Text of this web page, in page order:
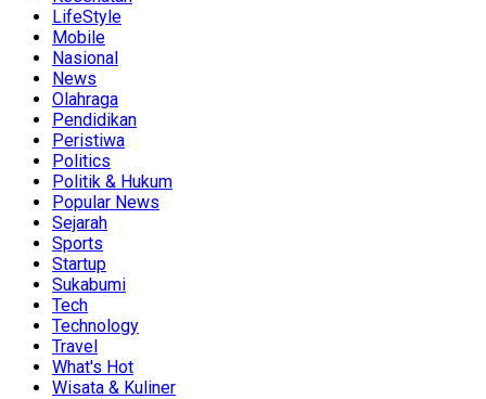
LifeStyle
Mobile
Nasional
News
Olahraga
Pendidikan
Peristiwa
Politics
Politik & Hukum
Popular News
Sejarah
Sports
Startup
Sukabumi
Tech
Technology
Travel
What's Hot
Wisata & Kuliner